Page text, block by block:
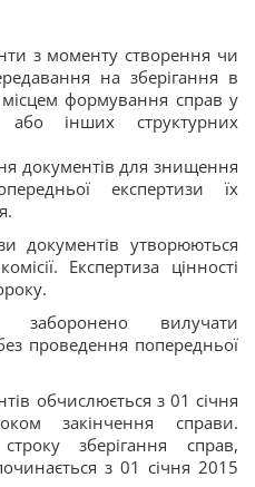
з моменту створення чи
на зберігання в
місцем формування справ у
або інших структурних
документів для знищення
експертизи їх
документів утворюються
Експертиза цінності
заборонено вилучати
проведення попередньої
обчислюється з 01 січня
закінчення справи.
зберігання справ,
з 01 січня 2015